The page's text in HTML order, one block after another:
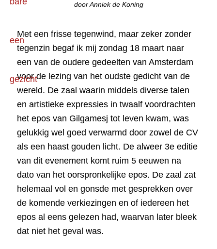
door Anniek de Koning
Met een frisse tegenwind, maar zeker zonder
tegenzin begaf ik mij zondag 18 maart naar
een van de oudere gedeelten van Amsterdam
voor de lezing van het oudste gedicht van de
wereld. De zaal waarin middels diverse talen
en artistieke expressies in twaalf voordrachten
het epos van Gilgamesj tot leven kwam, was
gelukkig wel goed verwarmd door zowel de CV
als een haast gouden licht. De alweer 3e editie
van dit evenement komt ruim 5 eeuwen na
dato van het oorspronkelijke epos. De zaal zat
helemaal vol en gonsde met gesprekken over
de komende verkiezingen en of iedereen het
epos al eens gelezen had, waarvan later bleek
dat niet het geval was.